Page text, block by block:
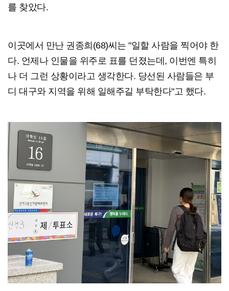
를 찾았다.
이곳에서 만난 권종희(68)씨는 "일할 사람을 찍어야 한
다. 언제나 인물을 위주로 표를 던졌는데, 이번엔 특히
나 더 그런 상황이라고 생각한다. 당선된 사람들은 부
디 대구와 지역을 위해 일해주길 부탁한다"고 했다.